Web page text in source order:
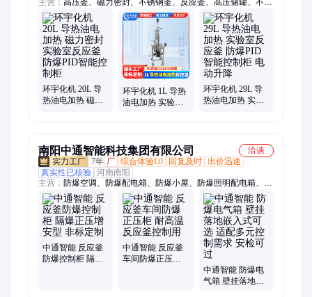
主营： 高压釜、磁力密封、不锈钢釜、反应釜、高压储罐、不锈
钢复合板、双端面机械密封、夹套循环导热油
环宇化机 20L 导
热油电加热 磁力
环宇化机 1L 导热
油电加热 实验室
环宇化机 29L 导
热油电加热 实验
南阳中通智能科技集团有限公司
洽谈
7年 厂 综合体验L0 回复及时 出价迅速
真实性已核验 河南南阳
主营： 防爆空调、防爆配电箱、防爆小屋、防爆照明配电箱、防
爆配电柜、防爆控制箱、防爆控制柜、防爆正压柜、防爆电控
柜、防爆监控、防爆灯具、防爆计算机、防爆除湿机、防爆接线
箱、防爆电源箱、防爆仪表箱、防爆检修箱
中通智能 反应釜
防爆控制柜 隔爆
中通智能 反应釜
车间防爆正压柜
中通智能 防爆电
气箱 壁挂落地嵌